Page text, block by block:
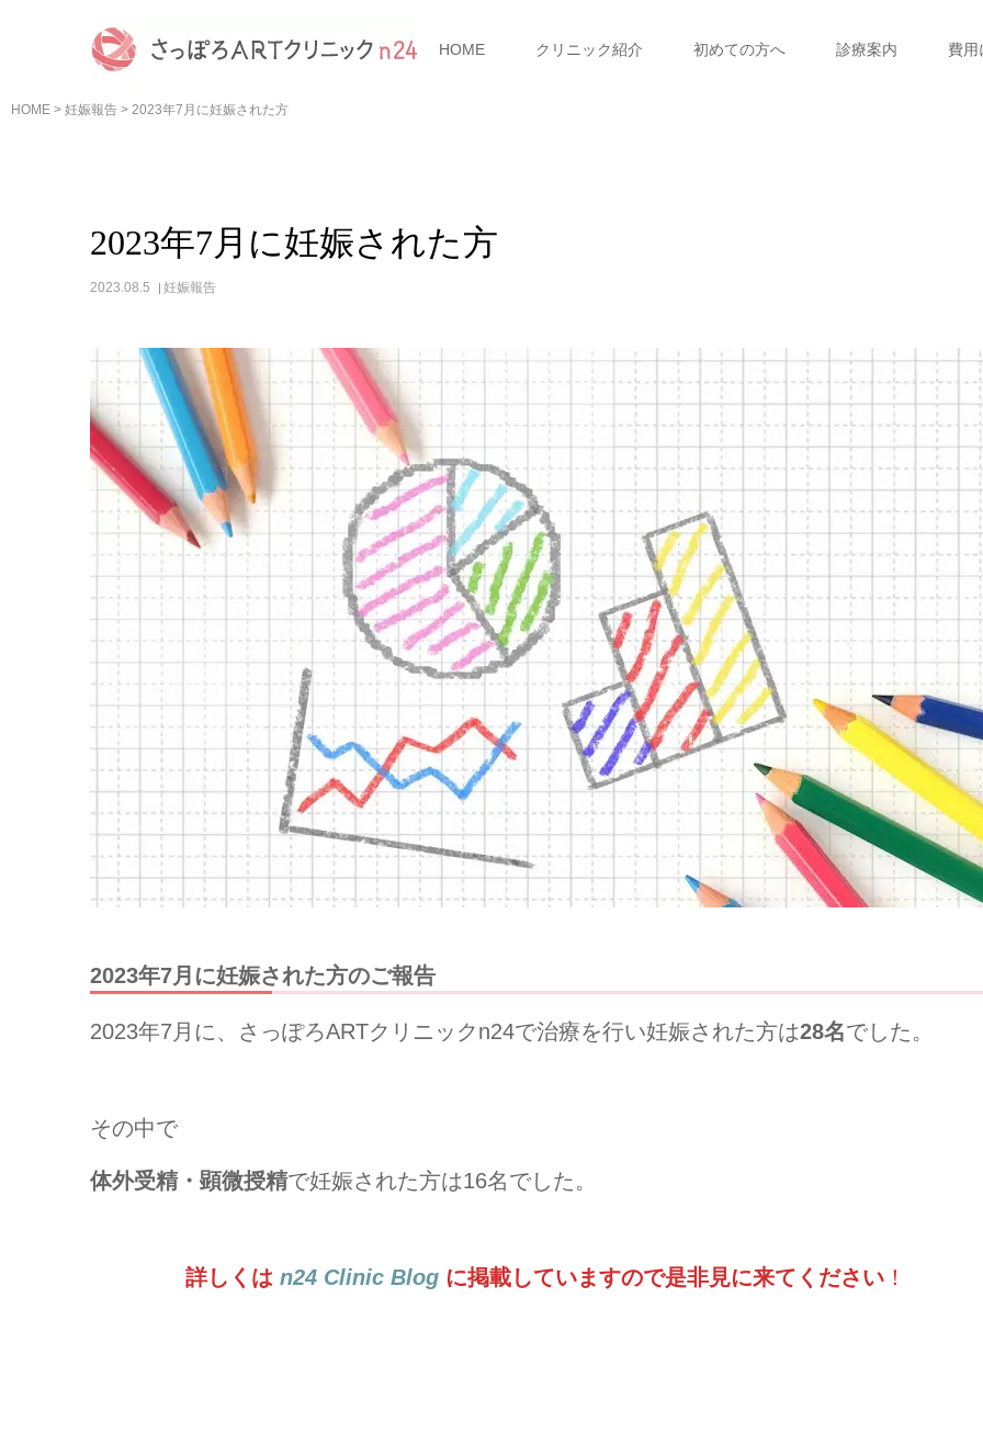
HOME クリニック紹介 初めての方へ 診療案内 費用
HOME > 妊娠報告 > 2023年7月に妊娠された方
2023年7月に妊娠された方
2023.08.5 妊娠報告
2023年7月に妊娠された方のご報告
2023年7月に、さっぽろARTクリニックn24で治療を行い妊娠された方は28名でした。
その中で
体外受精・顕微授精で妊娠された方は16名でした。
詳しくは n24 Clinic Blogに掲載していますので是非見に来てください！